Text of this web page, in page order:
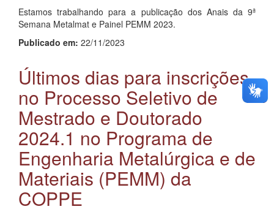
Estamos trabalhando para a publicação dos Anais da 9ª
Semana Metalmat e Painel PEMM 2023.
Publicado em: 22/11/2023
Últimos dias para inscrições
no Processo Seletivo de
Mestrado e Doutorado
2024.1 no Programa de
Engenharia Metalúrgica e de
Materiais (PEMM) da
COPPE